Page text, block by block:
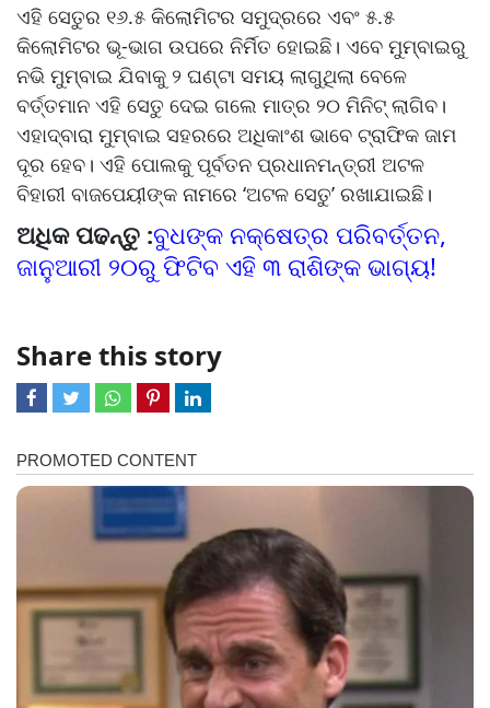
ଏହି ସେତୁର ୧୬.୫ କିଲୋମିଟର ସମୁଦ୍ରରେ ଏବଂ ୫.୫
କିଲୋମିଟର ଭୂ-ଭାଗ ଉପରେ ନିର୍ମିତ ହୋଇଛି। ଏବେ ମୁମ୍ବାଇରୁ
ନଭି ମୁମ୍ବାଇ ଯିବାକୁ ୨ ଘଣ୍ଟା ସମୟ ଲାଗୁଥିଲା ବେଳେ
ବର୍ତ୍ତମାନ ଏହି ସେତୁ ଦେଇ ଗଲେ ମାତ୍ର ୨୦ ମିନିଟ୍‌ ଲାଗିବ।
ଏହାଦ୍ବାରା ମୁମ୍ବାଇ ସହରରେ ଅଧିକାଂଶ ଭାବେ ଟ୍ରାଫିକ ଜାମ
ଦୂର ହେବ। ଏହି ପୋଲକୁ ପୂର୍ବତନ ପ୍ରଧାନମନ୍ତ୍ରୀ ଅଟଳ
ବିହାରୀ ବାଜପେୟୀଙ୍କ ନାମରେ ‘ଅଟଳ ସେତୁ’ ରଖାଯାଇଛି।
ଅଧିକ ପଢନ୍ତୁ :ବୁଧଙ୍କ ନକ୍ଷେତ୍ର ପରିବର୍ତ୍ତନ,
ଜାନୁଆରୀ ୨୦ରୁ ଫିଟିବ ଏହି ୩ ରାଶିଙ୍କ ଭାଗ୍ୟ!
Share this story